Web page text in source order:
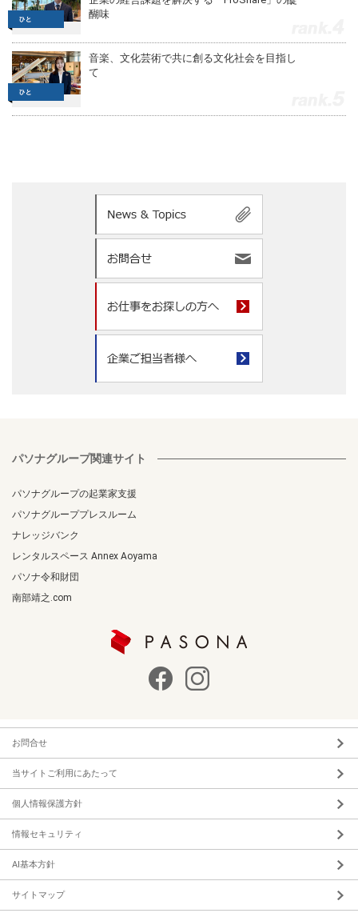
醐味
音楽、文化芸術で共に創る文化社会を目指し
て
パソナグループ関連サイト
パソナグループの起業家支援
パソナグループプレスルーム
ナレッジバンク
レンタルスペース Annex Aoyama
パソナ令和財団
南部靖之.com
お問合せ
当サイトご利用にあたって
個人情報保護方針
情報セキュリティ
AI基本方針
サイトマップ